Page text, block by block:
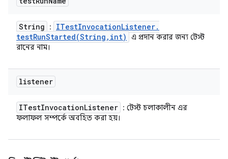
String : ITestInvocationListener.
testRunStarted(String , int)
এ প্রদান করার জন্য টেস্ট
রানের নাম।
listener
ITestInvocationListener : টেস্ট চলাকালীন এর
ফলাফল সম্পর্কে অবহিত করা হয়।